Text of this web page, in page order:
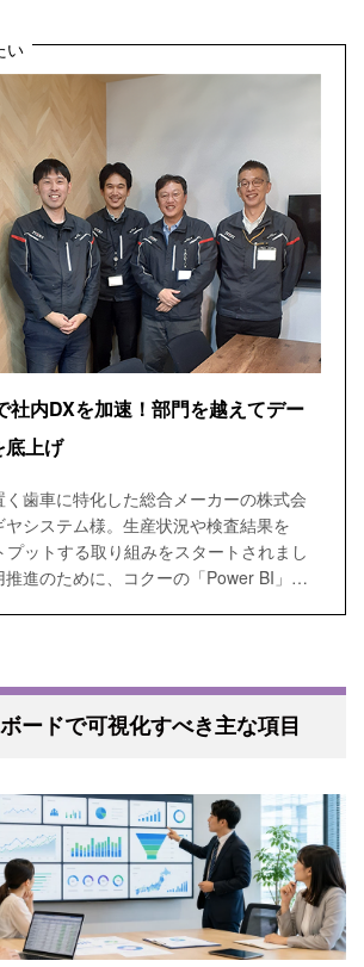
い
社内DXを加速！部門を越えてデー
底上げ
歯車に特化した総合メーカーの株式会
システム様。生産状況や検査結果を
プットする取り組みをスタートされまし
進のために、コクーの「Power BI」研
ードで可視化すべき主な項目